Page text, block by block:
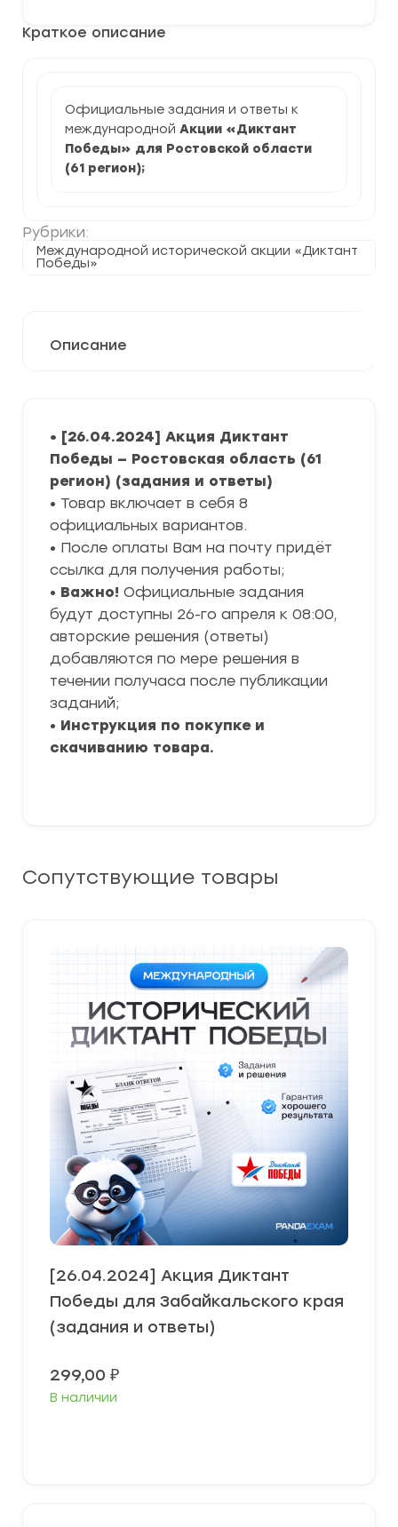
Краткое описание
Официальные задания и ответы к
международной Акции «Диктант
Победы» для Ростовской области
(61 регион);
Рубрики:
Международной исторической акции «Диктант
Победы»
Ростовской
Описание
• [26.04.2024] Акция Диктант
Победы — Ростовская область (61
регион) (задания и ответы)
• Товар включает в себя 8
официальных вариантов.
• После оплаты Вам на почту придёт
ссылка для получения работы;
• Важно! Официальные задания
будут доступны 26-го апреля к 08:00,
авторские решения (ответы)
добавляются по мере решения в
течении получаса после публикации
заданий;
• Инструкция по покупке и
скачиванию товара.
Сопутствующие товары
[26.04.2024] Акция Диктант
Победы для Забайкальского края
(задания и ответы)
299,00 ₽
В наличии